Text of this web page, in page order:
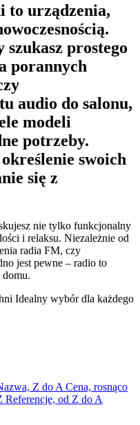
to urządzenia,
szukasz prostego
porannych
audio do salonu,
modeli
potrzeby.
swoich
się z
nie tylko funkcjonalny
i relaksu. Niezależnie od
radia FM, czy
jest pewne – radio to
domu.
Z do A Cena, rosnąco
Referencje, od Z do A